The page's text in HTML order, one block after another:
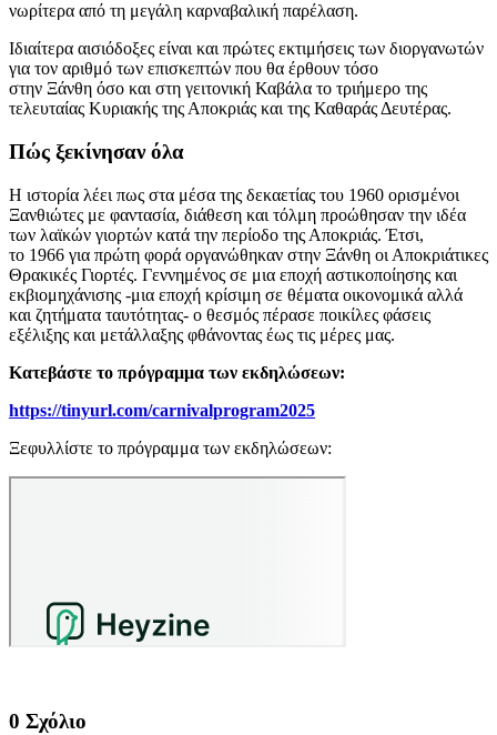
νωρίτερα από τη μεγάλη καρναβαλική παρέλαση.
Ιδιαίτερα αισιόδοξες είναι και πρώτες εκτιμήσεις των διοργανωτών
για τον αριθμό των επισκεπτών που θα έρθουν τόσο
στην Ξάνθη όσο και στη γειτονική Καβάλα το τριήμερο της
τελευταίας Κυριακής της Αποκριάς και της Καθαράς Δευτέρας.
Πώς ξεκίνησαν όλα
Η ιστορία λέει πως στα μέσα της δεκαετίας του 1960 ορισμένοι
Ξανθιώτες με φαντασία, διάθεση και τόλμη προώθησαν την ιδέα
των λαϊκών γιορτών κατά την περίοδο της Αποκριάς. Έτσι,
το 1966 για πρώτη φορά οργανώθηκαν στην Ξάνθη οι Αποκριάτικες
Θρακικές Γιορτές. Γεννημένος σε μια εποχή αστικοποίησης και
εκβιομηχάνισης -μια εποχή κρίσιμη σε θέματα οικονομικά αλλά
και ζητήματα ταυτότητας- ο θεσμός πέρασε ποικίλες φάσεις
εξέλιξης και μετάλλαξης φθάνοντας έως τις μέρες μας.
Κατεβάστε το πρόγραμμα των εκδηλώσεων:
https://tinyurl.com/carnivalprogram2025
Ξεφυλλίστε το πρόγραμμα των εκδηλώσεων:
0 Σχόλιο